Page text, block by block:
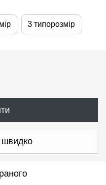
3 типорозмір